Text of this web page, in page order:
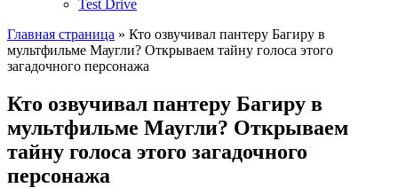
Test Drive
Главная страница » Кто озвучивал пантеру Багиру в
мультфильме Маугли? Открываем тайну голоса этого
загадочного персонажа
Кто озвучивал пантеру Багиру в
мультфильме Маугли? Открываем
тайну голоса этого загадочного
персонажа